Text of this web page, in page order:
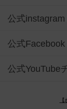
公式instagram
公式Facebook
公式YouTube